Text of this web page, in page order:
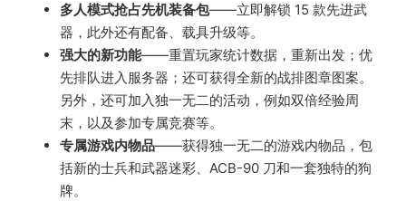
多人模式抢占先机装备包——立即解锁 15 款先进武
器，此外还有配备、载具升级等。
强大的新功能——重置玩家统计数据，重新出发；优
先排队进入服务器；还可获得全新的战排图章图案。
另外，还可加入独一无二的活动，例如双倍经验周
末，以及参加专属竞赛等。
专属游戏内物品——获得独一无二的游戏内物品，包
括新的士兵和武器迷彩、ACB-90 刀和一套独特的狗
牌。